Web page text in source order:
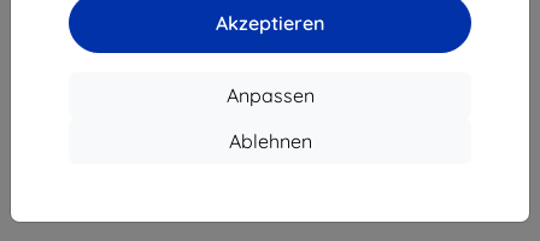
Akzeptieren
Anpassen
Ablehnen
ausverkauft